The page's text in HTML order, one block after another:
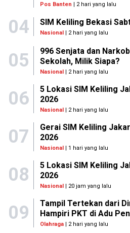
Pos Banten | 2 hari yang lalu
04 SIM Keliling Bekasi
Nasional | 2 hari yang lalu
05
996 Senjata dan
Sekolah, Milik Siapa?
Nasional| 2 hari yang lalu
06
5 Lokasi SIM Keliling
2026
Nasional| 2 hari yang lalu
07
Gerai SIM Keliling
2026
Nasional| 1 hari yang lalu
08
5 Lokasi SIM Keliling
2026
Nasional| 20 jam yang lalu
09
Tampil Tertekan dari
Hampiri PKT di Adu
Olahraga| 2 hari yang lalu